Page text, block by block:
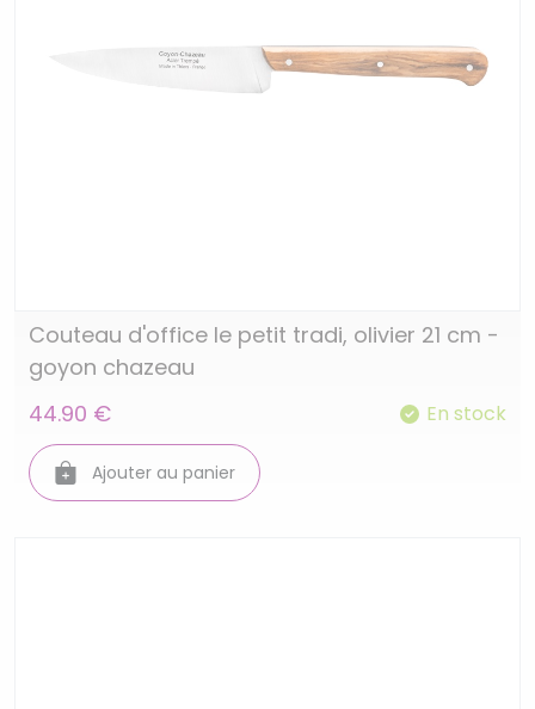
Couteau d'office le petit tradi, olivier 21 cm -
goyon chazeau
44.90 €
En stock
Ajouter au panier